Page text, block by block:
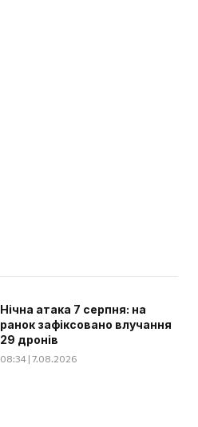
Нічна атака 7 серпня: на
ранок зафіксовано влучання
29 дронів
08:34 | 7.08.2026